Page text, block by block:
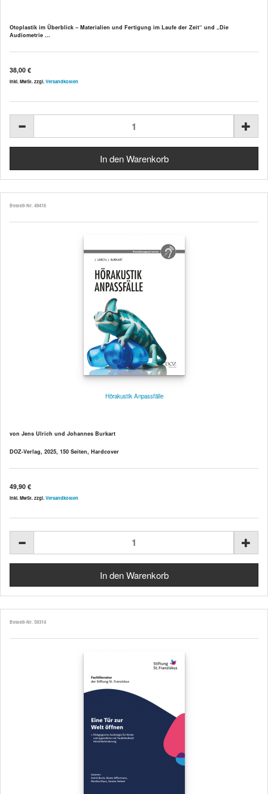
Otoplastik im Überblick – Materialien und Fertigung im Laufe der Zeit“ und „Die
Audiometrie ...
38,00 €
inkl. MwSt. zzgl. Versandkosten
Bestell-Nr. 49416
Hörakustik Anpassfälle
von Jens Ulrich und Johannes Burkart
DOZ-Verlag, 2025, 150 Seiten, Hardcover
49,90 €
inkl. MwSt. zzgl. Versandkosten
Bestell-Nr. 59314